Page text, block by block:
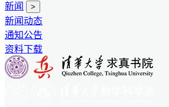
新闻
>
新闻动态
通知公告
资料下载